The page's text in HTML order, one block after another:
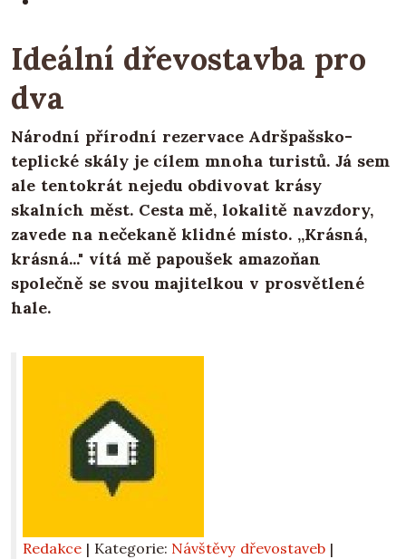
Ideální dřevostavba pro
dva
Národní přírodní rezervace Adršpašsko-
teplické skály je cílem mnoha turistů. Já sem
ale tentokrát nejedu obdivovat krásy
skalních měst. Cesta mě, lokalitě navzdory,
zavede na nečekaně klidné místo. „Krásná,
krásná..." vítá mě papoušek amazoňan
společně se svou majitelkou v prosvětlené
hale.
Redakce | Kategorie: Návštěvy dřevostaveb |